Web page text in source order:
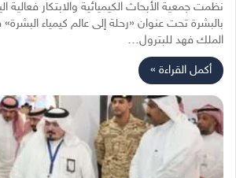
نظمت جمعية الأبحاث الكيميائية والابتكار فعالية
بالبشرة تحت عنوان «رحلة إلى عالم كيمياء
الملك فهد للبترول…
أكمل القراءة »